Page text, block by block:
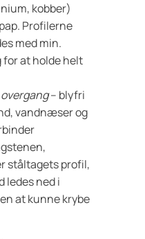
kobber)
Profilerne
med min.
at holde helt
– blyfri
vandnæser og
ståltagets profil,
ledes ned i
at kunne krybe